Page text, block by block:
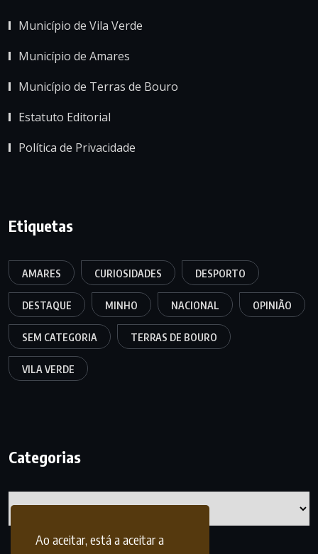
Ao aceitar, está a aceitar a
Município de Vila Verde
Município de Amares
Município de Terras de Bouro
Estatuto Editorial
Política de Privacidade
Etiquetas
AMARES CURIOSIDADES DESPORTO
DESTAQUE MINHO NACIONAL OPINIÃO
SEM CATEGORIA TERRAS DE BOURO
VILA VERDE
Categorias